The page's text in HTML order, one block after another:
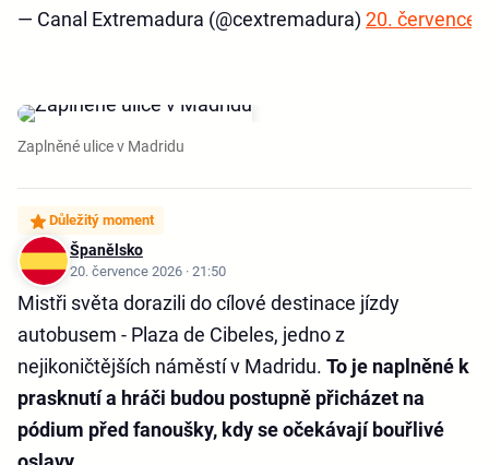
— Canal Extremadura (@cextremadura) 20. července
Zaplněné ulice v Madridu
Důležitý moment
Španělsko
20. července 2026 · 21:50
Mistři světa dorazili do cílové destinace jízdy
autobusem - Plaza de Cibeles, jedno z
nejikoničtějších náměstí v Madridu. To je naplněné k
prasknutí a hráči budou postupně přicházet na
pódium před fanoušky, kdy se očekávají bouřlivé